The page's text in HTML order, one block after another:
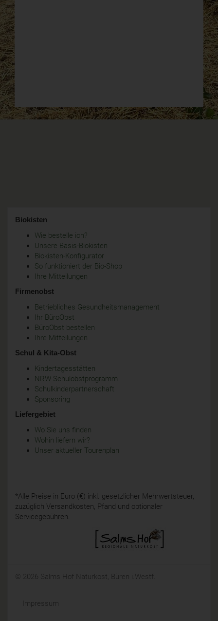
Biokisten
Wie bestelle ich?
Unsere Basis-Biokisten
Biokisten-Konfigurator
So funktioniert der Bio-Shop
Ihre Mitteilungen
Firmenobst
Betriebliches Gesundheitsmanagement
Ihr BüroObst
BüroObst bestellen
Ihre Mitteilungen
Schul & Kita-Obst
Kindertagesstätten
NRW-Schulobstprogramm
Schulkinderpartnerschaft
Sponsoring
Liefergebiet
Wo Sie uns finden
Wohin liefern wir?
Unser aktueller Tourenplan
*Alle Preise in Euro (€) inkl. gesetzlicher Mehrwertsteuer,
zuzüglich Versandkosten, Pfand und optionaler
Servicegebühren.
© 2026 Salms Hof Naturkost, Büren i.Westf.
Impressum